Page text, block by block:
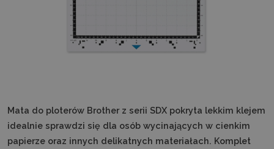
Mata do ploterów Brother z serii SDX pokryta lekkim klejem
idealnie sprawdzi się dla osób wycinających w cienkim
papierze oraz innych delikatnych materiałach. Komplet